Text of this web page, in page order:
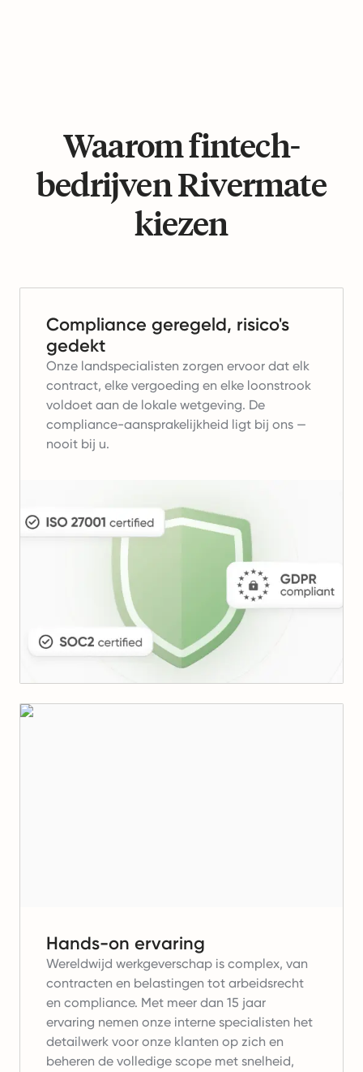
Waarom fintech-
bedrijven Rivermate
kiezen
Compliance geregeld, risico's
gedekt
Onze landspecialisten zorgen ervoor dat elk
contract, elke vergoeding en elke loonstrook
voldoet aan de lokale wetgeving. De
compliance-aansprakelijkheid ligt bij ons —
nooit bij u.
Hands-on ervaring
Wereldwijd werkgeverschap is complex, van
contracten en belastingen tot arbeidsrecht
en compliance. Met meer dan 15 jaar
ervaring nemen onze interne specialisten het
detailwerk voor onze klanten op zich en
beheren de volledige scope met snelheid,